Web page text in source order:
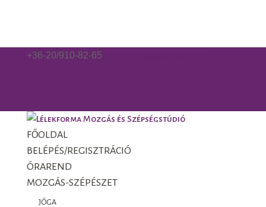
+36-20/910-82-65
FŐOLDAL
BELÉPÉS/REGISZTRÁCIÓ
ÓRAREND
MOZGÁS-SZÉPÉSZET
JÓGA